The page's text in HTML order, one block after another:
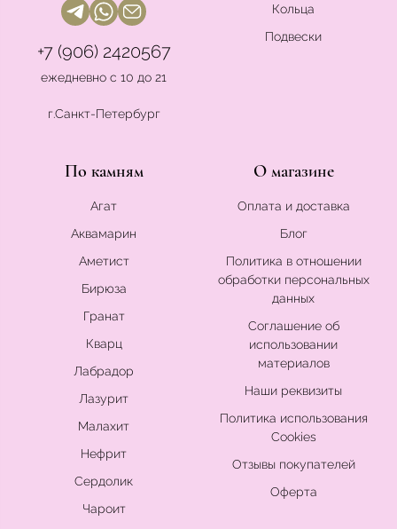
+7 (906) 2420567
ежедневно с 10 до 21
г.Санкт-Петербург
Кольца
Подвески
По камням
Агат
Аквамарин
Аметист
Бирюза
Гранат
Кварц
Лабрадор
Лазурит
Малахит
Нефрит
Сердолик
Чароит
О магазине
Оплата и доставка
Блог
Политика в отношении
обработки персональных
данных
Соглашение об
использовании
материалов
Наши реквизиты
Политика использования
Cookies
Отзывы покупателей
Оферта